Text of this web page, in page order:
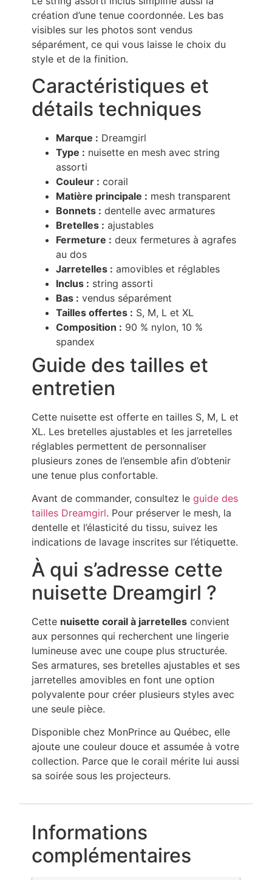
création d’une tenue coordonnée. Les bas
visibles sur les photos sont vendus
séparément, ce qui vous laisse le choix du
style et de la finition.
Caractéristiques et
détails techniques
Marque : Dreamgirl
Type : nuisette en mesh avec string
assorti
Couleur : corail
Matière principale : mesh transparent
Bonnets : dentelle avec armatures
Bretelles : ajustables
Fermeture : deux fermetures à agrafes
au dos
Jarretelles : amovibles et réglables
Inclus : string assorti
Bas : vendus séparément
Tailles offertes : S, M, L et XL
Composition : 90 % nylon, 10 %
spandex
Guide des tailles et
entretien
Cette nuisette est offerte en tailles S, M, L et
XL. Les bretelles ajustables et les jarretelles
réglables permettent de personnaliser
plusieurs zones de l’ensemble afin d’obtenir
une tenue plus confortable.
Avant de commander, consultez le guide des
tailles Dreamgirl. Pour préserver le mesh, la
dentelle et l’élasticité du tissu, suivez les
indications de lavage inscrites sur l’étiquette.
À qui s’adresse cette
nuisette Dreamgirl ?
Cette nuisette corail à jarretelles convient
aux personnes qui recherchent une lingerie
lumineuse avec une coupe plus structurée.
Ses armatures, ses bretelles ajustables et ses
jarretelles amovibles en font une option
polyvalente pour créer plusieurs styles avec
une seule pièce.
Disponible chez MonPrince au Québec, elle
ajoute une couleur douce et assumée à votre
collection. Parce que le corail mérite lui aussi
sa soirée sous les projecteurs.
Informations
complémentaires